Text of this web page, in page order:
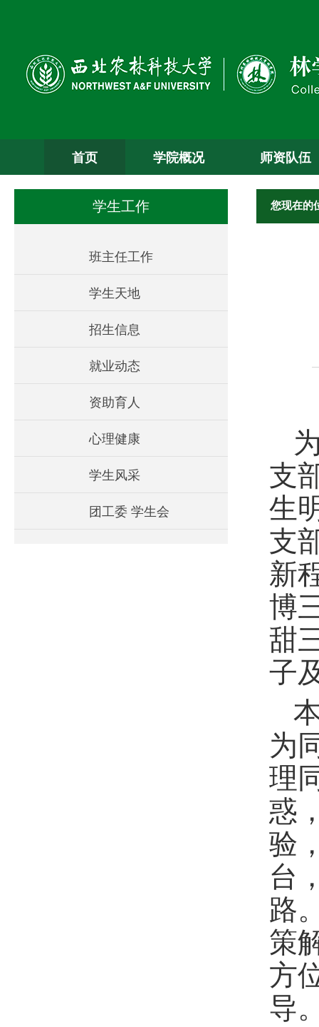
首页 学院概况 师资队伍
学生工作
班主任工作
学生天地
招生信息
就业动态
资助育人
心理健康
学生风采
团工委 学生会
您现在的
支
生
支
新
博
甜
子
为
理
惑
验
台
路
策
方
导